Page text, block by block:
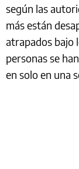
según las
más están
atrapados bajo
personas se
en solo en una